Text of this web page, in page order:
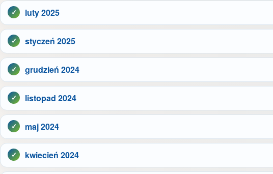
luty 2025
styczeń 2025
grudzień 2024
listopad 2024
maj 2024
kwiecień 2024